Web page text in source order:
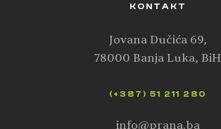
KONTAKT
Jovana Dučića 69,
78000 Banja Luka, BiH
(+387) 51 211 280
info@prana.ba